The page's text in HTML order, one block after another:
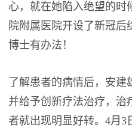
心，就在她陷入绝望的时
院附属医院开设了新冠后
博士有办法！
了解患者的病情后，安建
并给予创新疗法治疗，治
者就出现明显好转。4月3